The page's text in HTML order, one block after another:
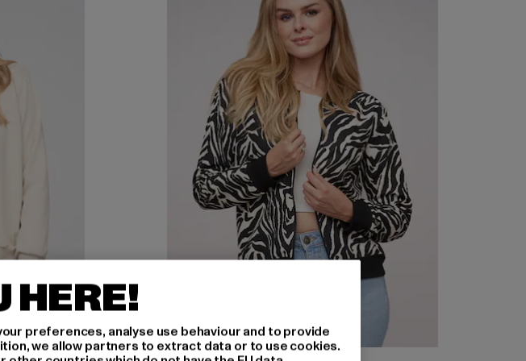
HERE!
preferences, analyse use behaviour and to provide
we allow partners to extract data or to use cookies.